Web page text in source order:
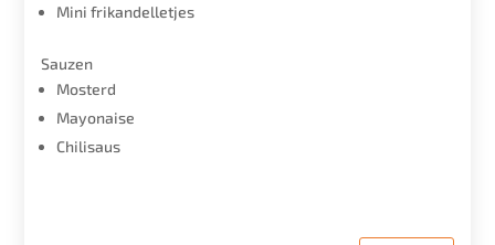
Mini frikandelletjes
Sauzen
Mosterd
Mayonaise
Chilisaus